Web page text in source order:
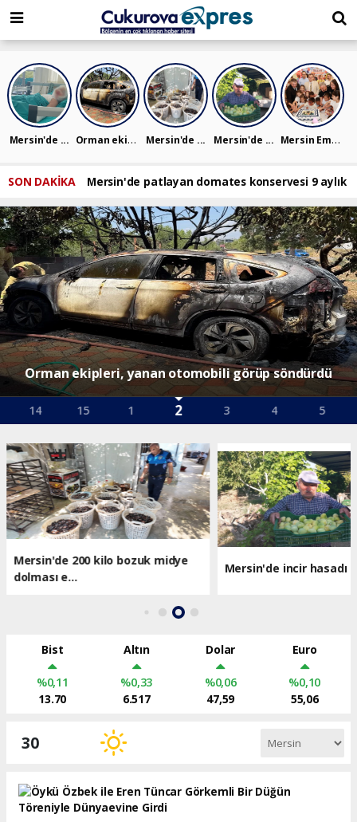
dini
chat
islami
chat
islami
sohbetler
Mersin'de ... Orman ekip... Mersin'de ... Mersin'de ... Mersin Emn...
SON DAKİKA Mersin'de patlayan domates konservesi 9 aylık
Mersin'de 200 kilo bozuk midye dolması ele geçirildi
15 1 2 3 4 5 6
Mersin'de 200 kilo bozuk midye
dolması e...
Mersin'de incir hasadı
Bist
%0,11
13.70
Altın
%0,33
6.517
Dolar
%0,06
47,59
Euro
%0,10
55,06
30